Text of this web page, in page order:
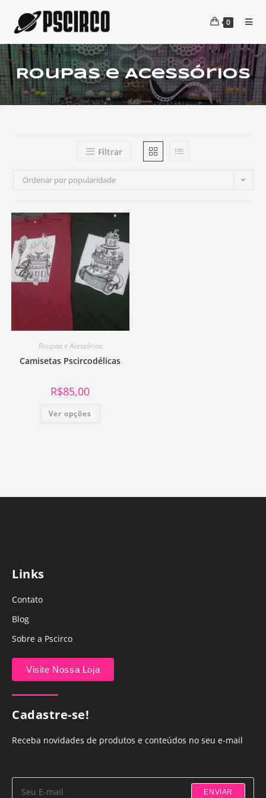
0
Roupas e Acessórios
Filtrar
Ordenar por popularidade
Roupas e Acessórios
Camisetas Pscircodélicas
R$85,00
Ver opções
Links
Contato
Blog
Sobre a Pscirco
Visite Nossa Loja
Cadastre-se!
Receba novidades de produtos e conteúdos no seu e-mail
ENVIAR